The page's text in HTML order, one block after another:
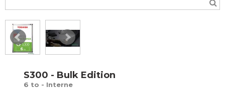
S300 - Bulk Edition
6 to - Interne